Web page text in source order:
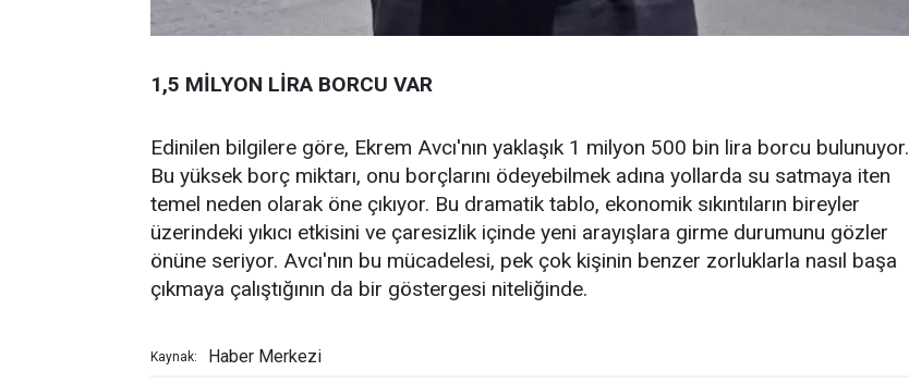
1,5 MİLYON LİRA BORCU VAR
Edinilen bilgilere göre, Ekrem Avcı'nın yaklaşık 1 milyon 500 bin lira borcu bulunuyor.
Bu yüksek borç miktarı, onu borçlarını ödeyebilmek adına yollarda su satmaya iten
temel neden olarak öne çıkıyor. Bu dramatik tablo, ekonomik sıkıntıların bireyler
üzerindeki yıkıcı etkisini ve çaresizlik içinde yeni arayışlara girme durumunu gözler
önüne seriyor. Avcı'nın bu mücadelesi, pek çok kişinin benzer zorluklarla nasıl başa
çıkmaya çalıştığının da bir göstergesi niteliğinde.
Kaynak: Haber Merkezi